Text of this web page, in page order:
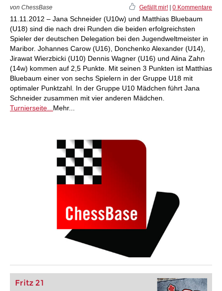
von ChessBase Gefällt mir! 0 Kommentare
11.11.2012 – Jana Schneider (U10w) und Matthias Bluebaum
(U18) sind die nach drei Runden die beiden erfolgreichsten
Spieler der deutschen Delegation bei den Jugendweltmeister in
Maribor. Johannes Carow (U16), Donchenko Alexander (U14),
Jirawat Wierzbicki (U10) Dennis Wagner (U16) und Alina Zahn
(14w) kommen auf 2,5 Punkte. Mit seinen 3 Punkten ist Matthias
Bluebaum einer von sechs Spielern in der Gruppe U18 mit
optimaler Punktzahl. In der Gruppe U10 Mädchen führt Jana
Schneider zusammen mit vier anderen Mädchen.
Turnierseite... Mehr...
Fritz 21